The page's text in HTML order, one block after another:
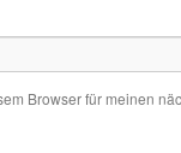
Browser für meinen